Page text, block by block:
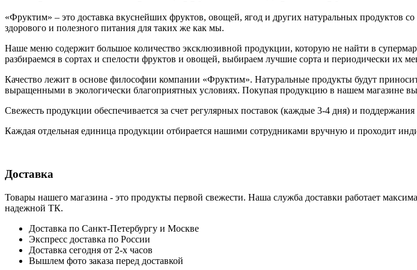
«Фруктим» – это доставка вкуснейших фруктов, овощей, ягод и других натуральных продуктов
здорового и полезного питания для таких же как мы.
Наше меню содержит большое количество эксклюзивной продукции, которую не найти в
разбираемся в сортах и спелости фруктов и овощей, выбираем лучшие сорта и периодически их
Качество лежит в основе философии компании «Фруктим». Натуральные продукты будут
выращенными в экологически благоприятных условиях. Покупая продукцию в нашем магазине
Свежесть продукции обеспечивается за счет регулярных поставок (каждые 3-4 дня) и
Каждая отдельная единица продукции отбирается нашими сотрудниками вручную и проходит
Доставка
Товары нашего магазина - это продукты первой свежести. Наша служба доставки работает
надежной ТК.
Доставка по Санкт-Петербургу и Москве
Экспресс доставка по России
Доставка сегодня от 2-х часов
Вышлем фото заказа перед доставкой